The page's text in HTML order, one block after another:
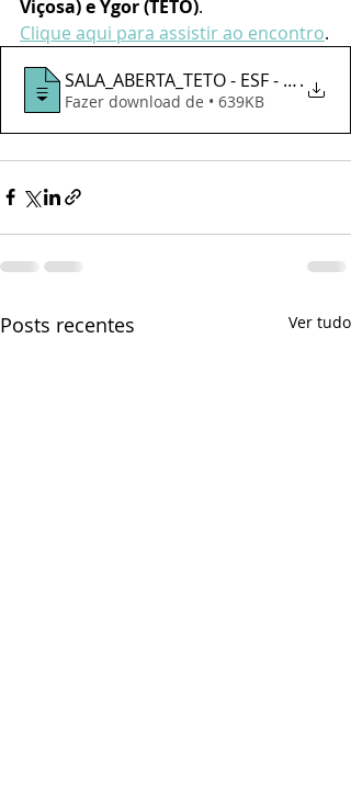
Viçosa) e Ygor (TETO).
Clique aqui para assistir ao encontro.
SALA_ABERTA_TETO - ESF - PSP 23
.
Fazer download de • 639KB
Posts recentes Ver tudo